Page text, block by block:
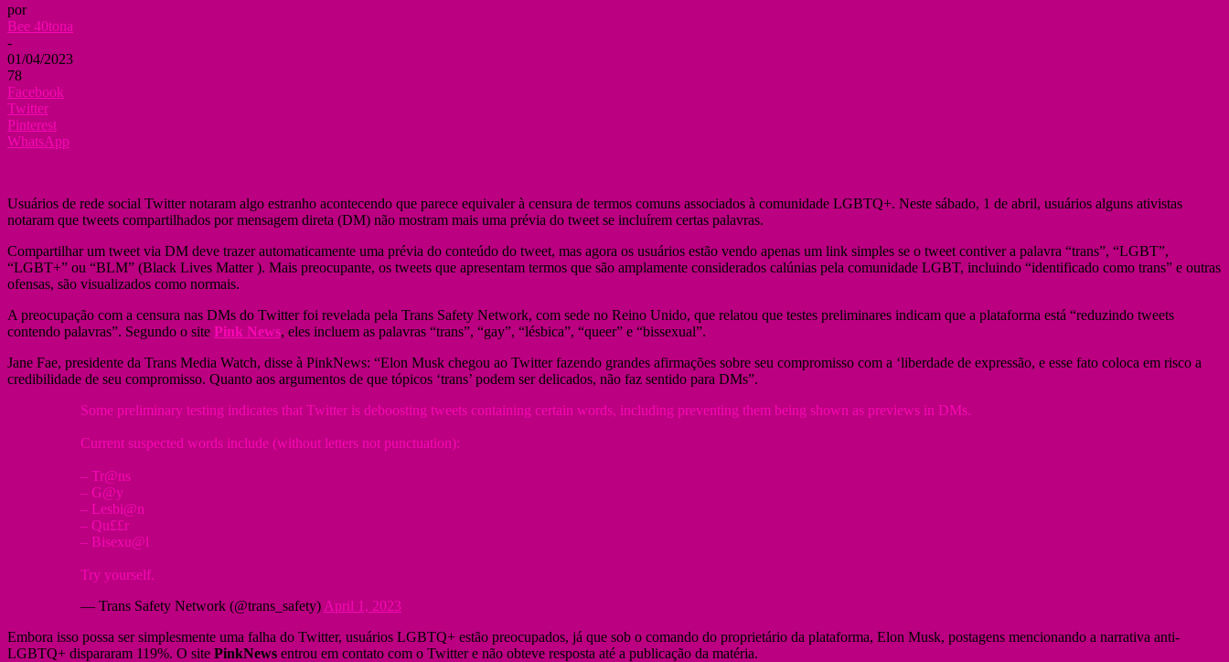
por
Bee 40tona
-
01/04/2023
78
Facebook
Twitter
Pinterest
WhatsApp
Usuários de rede social Twitter notaram algo estranho acontecendo que parece equivaler à censura de termos comuns associados à comunidade LGBTQ+. Neste sábado, 1 de abril, usuários alguns ativistas
notaram que tweets compartilhados por mensagem direta (DM) não mostram mais uma prévia do tweet se incluírem certas palavras.
Compartilhar um tweet via DM deve trazer automaticamente uma prévia do conteúdo do tweet, mas agora os usuários estão vendo apenas um link simples se o tweet contiver a palavra “trans”, “LGBT”,
“LGBT+” ou “BLM” (Black Lives Matter ). Mais preocupante, os tweets que apresentam termos que são amplamente considerados calúnias pela comunidade LGBT, incluindo “identificado como trans” e outras
ofensas, são visualizados como normais.
A preocupação com a censura nas DMs do Twitter foi revelada pela Trans Safety Network, com sede no Reino Unido, que relatou que testes preliminares indicam que a plataforma está “reduzindo tweets
contendo palavras”. Segundo o site Pink News, eles incluem as palavras “trans”, “gay”, “lésbica”, “queer” e “bissexual”.
Jane Fae, presidente da Trans Media Watch, disse à PinkNews: “Elon Musk chegou ao Twitter fazendo grandes afirmações sobre seu compromisso com a ‘liberdade de expressão, e esse fato coloca em risco a
credibilidade de seu compromisso. Quanto aos argumentos de que tópicos ‘trans’ podem ser delicados, não faz sentido para DMs”.
Some preliminary testing indicates that Twitter is deboosting tweets containing certain words, including preventing them being shown as previews in DMs.
Current suspected words include (without letters not punctuation):
– Tr@ns
– G@y
– Lesbi@n
– Qu££r
– Bisexu@l
Try yourself.
— Trans Safety Network (@trans_safety) April 1, 2023
Embora isso possa ser simplesmente uma falha do Twitter, usuários LGBTQ+ estão preocupados, já que sob o comando do proprietário da plataforma, Elon Musk, postagens mencionando a narrativa anti-
LGBTQ+ dispararam 119%. O site PinkNews entrou em contato com o Twitter e não obteve resposta até a publicação da matéria.